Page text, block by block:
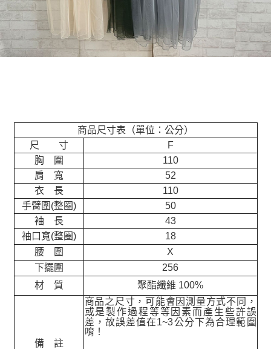
商品尺寸表（單位：公分）
尺 寸
F
胸 圍
110
肩 寬
52
衣 長
110
手臂圍(整圈)
50
袖 長
43
袖口寬(整圈)
18
腰 圍
X
下擺圍
256
材 質
聚酯纖維 100%
備 註
商品之尺寸，可能會因測量方式不同，
或是製作過程等等因素而產生些許誤
差，故誤差值在1~3公分下為合理範圍
唷！